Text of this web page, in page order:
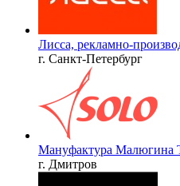
Лисса, рекламно-
г. Санкт-Петербург
Мануфактура Малюгина
г. Дмитров